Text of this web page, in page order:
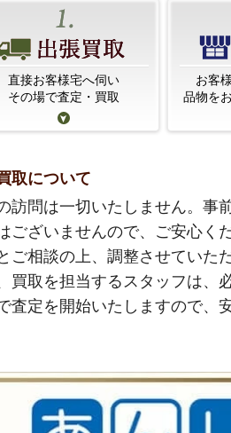
直接お客様宅へ伺い
その場で査定・買取
お客
品物を
取について
訪問は一切いたしません。事
ございませんので、ご安心く
ご相談の上、調整させていた
買取を担当するスタッフは、
査定を開始いたしますので、